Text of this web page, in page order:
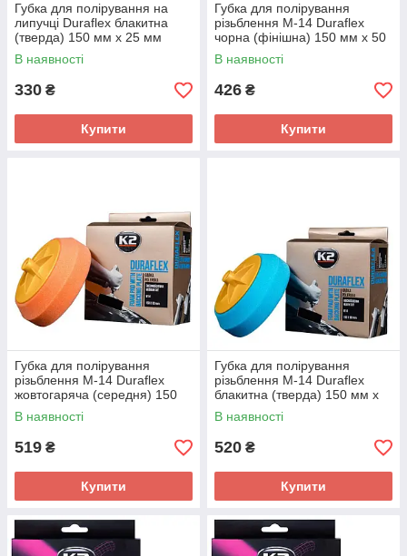
Губка для полірування на
липучці Duraflex блакитна
(тверда) 150 мм х 25 мм
(L611) K2
В наявності
330 ₴
Купити
Губка для полірування
різьблення М-14 Duraflex
чорна (фінішна) 150 мм х 50
мм (L644) K2
В наявності
426 ₴
Купити
Губка для полірування
різьблення М-14 Duraflex
жовтогаряча (середня) 150
мм х 50 мм (L642) K2
В наявності
519 ₴
Купити
Губка для полірування
різьблення М-14 Duraflex
блакитна (тверда) 150 мм х
50 мм (L641) K2
В наявності
520 ₴
Купити